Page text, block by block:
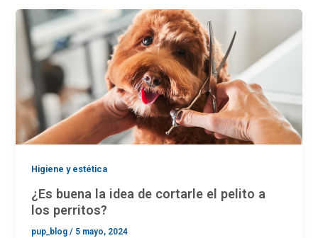
Higiene y estética
¿Es buena la idea de cortarle el pelito a
los perritos?
pup_blog/ 5 mayo, 2024